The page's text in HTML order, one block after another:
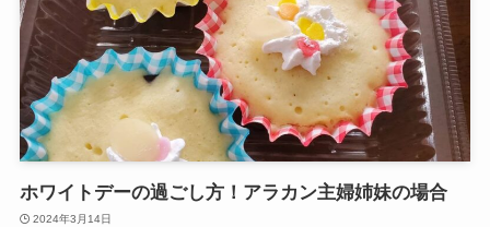
ホワイトデーの過ごし方！アラカン主婦姉妹の場合
2024年3月14日